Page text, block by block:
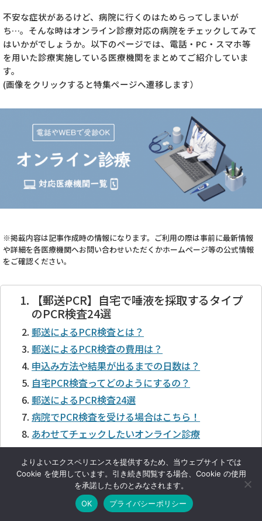
不安な症状があるけど、病院に行くのはためらってしまいが
ち…。そんな時はオンライン診療対応の病院をチェックしてみて
はいかがでしょうか。以下のページでは、電話・PC・スマホ等
を用いた診療実施している医療機関をまとめてご紹介していま
す。
(画像をクリックすると特集ページへ遷移します）
※掲載内容は記事作成時の情報になります。ご利用の際は事前に最新情報
や詳細を各医療機関へお問い合わせいただくかホームページ等の公式情報
をご確認ください。
【郵送PCR】自宅で唾液を採取するタイプ
のPCR検査24選
郵送によるPCR検査とは？
郵送によるPCR検査の費用は？
申込み方法や結果が出るまでの日数は？
自宅PCR検査ってどのようにするの？
郵送によるPCR検査24選
病院でPCR検査を受ける場合はこちら！
あわせてチェックしたいオンライン診療
合わせて読みたい人気記事！
【全国版】自費でPCR検査を受診できる医療機関 (病
院・クリニック)
オンライン診療対応可能な病院一覧
よりよいエクスペリエンスを提供するため、当ウェブサイトでは
Cookie を使用しています。引き続き閲覧する場合、Cookie の使用
を承諾したものとみなされます。
OK
プライバシーポリシー